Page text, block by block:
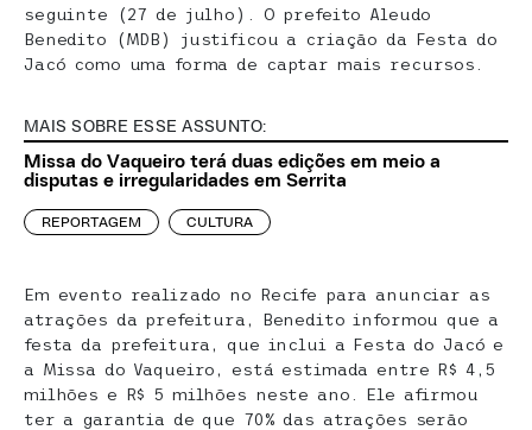
seguinte (27 de julho). O prefeito Aleudo
Benedito (MDB) justificou a criação da Festa do
Jacó como uma forma de captar mais recursos.
MAIS SOBRE ESSE ASSUNTO:
Missa do Vaqueiro terá duas edições em meio a
disputas e irregularidades em Serrita
REPORTAGEM CULTURA
Em evento realizado no Recife para anunciar as
atrações da prefeitura, Benedito informou que a
festa da prefeitura, que inclui a Festa do Jacó e
a Missa do Vaqueiro, está estimada entre R$ 4,5
milhões e R$ 5 milhões neste ano. Ele afirmou
ter a garantia de que 70% das atrações serão